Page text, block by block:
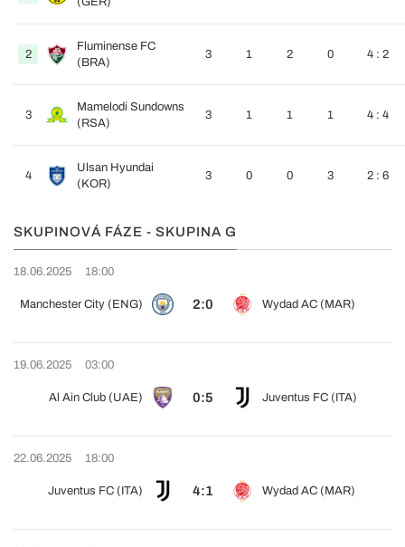
2
Fluminense FC
(BRA)
3 1 2 0 4 : 2
3
Mamelodi Sundowns
(RSA)
3 1 1 1 4 : 4
4
Ulsan Hyundai
(KOR)
3 0 0 3 2 : 6
SKUPINOVÁ FÁZE - SKUPINA G
18.06.2025 18:00
Manchester City (ENG) 2:0 Wydad AC (MAR)
19.06.2025 03:00
Al Ain Club (UAE) 0:5 Juventus FC (ITA)
22.06.2025 18:00
Juventus FC (ITA) 4:1 Wydad AC (MAR)